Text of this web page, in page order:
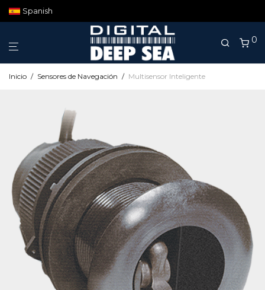
Spanish
0
Inicio / Sensores de Navegación / Multisensor Inteligente